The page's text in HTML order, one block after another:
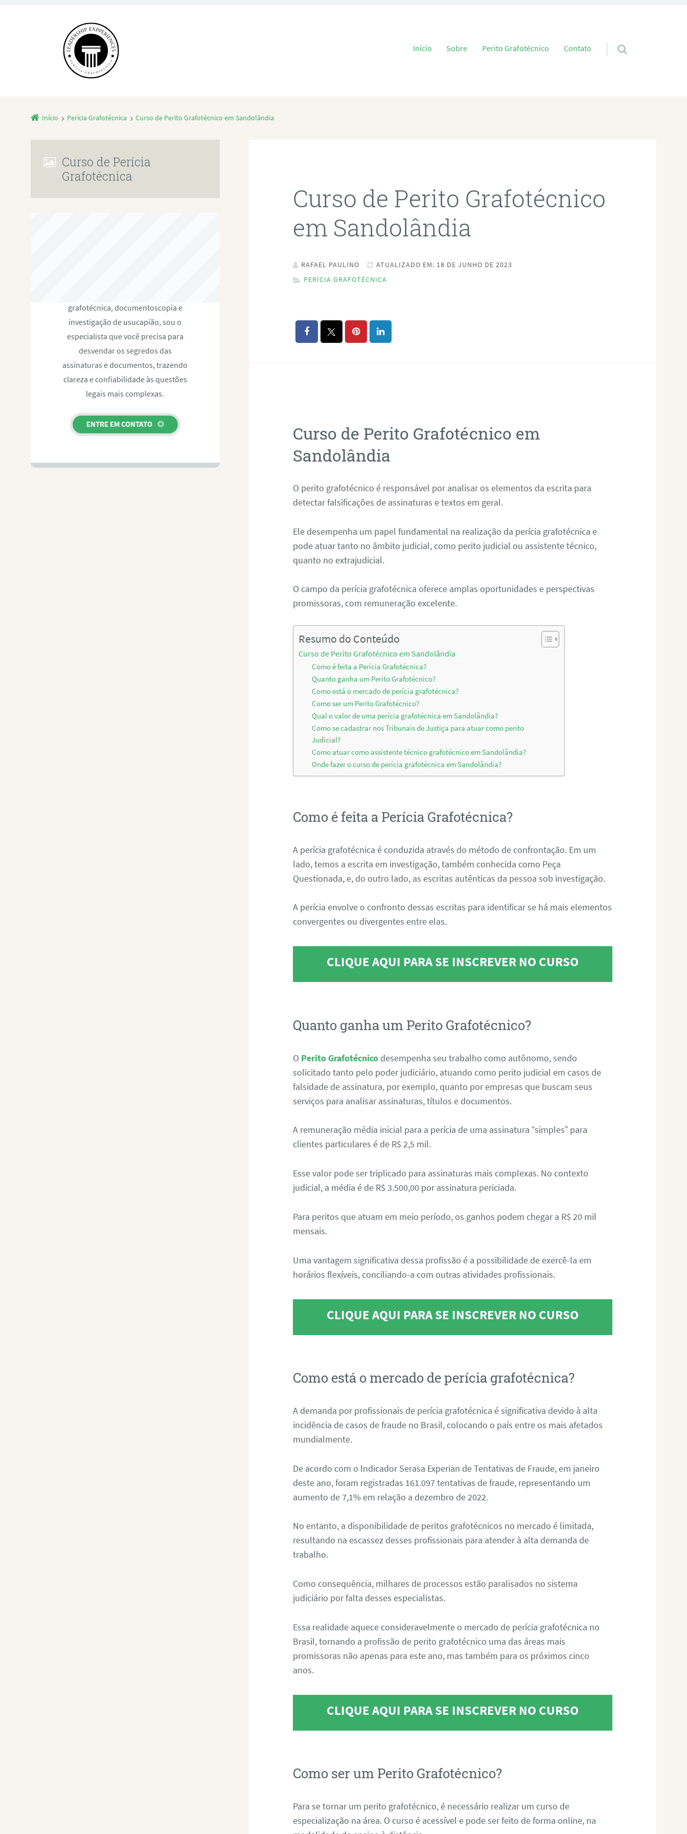
Pular para o conteúdo
Início Sobre Perito Grafotécnico Contato
Início Perícia Grafotécnica Curso de Perito Grafotécnico em Sandolândia
Curso de Perito Grafotécnico
em Sandolândia
RAFAEL PAULINO
ATUALIZADO EM: 18 DE JUNHO DE 2023
PERÍCIA GRAFOTÉCNICA
Curso de Perito Grafotécnico em
Sandolândia
O perito grafotécnico é responsável por analisar os elementos da escrita para
detectar falsificações de assinaturas e textos em geral.
Ele desempenha um papel fundamental na realização da perícia grafotécnica e
pode atuar tanto no âmbito judicial, como perito judicial ou assistente técnico,
quanto no extrajudicial.
O campo da perícia grafotécnica oferece amplas oportunidades e perspectivas
promissoras, com remuneração excelente.
Resumo do Conteúdo
Curso de Perito Grafotécnico em Sandolândia
Como é feita a Perícia Grafotécnica?
Quanto ganha um Perito Grafotécnico?
Como está o mercado de perícia grafotécnica?
Como ser um Perito Grafotécnico?
Qual o valor de uma perícia grafotécnica em Sandolândia?
Como se cadastrar nos Tribunais de Justiça para atuar como perito
Judicial?
Como atuar como assistente técnico grafotécnico em Sandolândia?
Onde fazer o curso de perícia grafotécnica em Sandolândia?
Como é feita a Perícia Grafotécnica?
A perícia grafotécnica é conduzida através do método de confrontação. Em um
lado, temos a escrita em investigação, também conhecida como Peça
Questionada, e, do outro lado, as escritas autênticas da pessoa sob investigação.
A perícia envolve o confronto dessas escritas para identificar se há mais elementos
convergentes ou divergentes entre elas.
CLIQUE AQUI PARA SE INSCREVER NO CURSO
Quanto ganha um Perito Grafotécnico?
O Perito Grafotécnico desempenha seu trabalho como autônomo, sendo
solicitado tanto pelo poder judiciário, atuando como perito judicial em casos de
falsidade de assinatura, por exemplo, quanto por empresas que buscam seus
serviços para analisar assinaturas, títulos e documentos.
A remuneração média inicial para a perícia de uma assinatura “simples” para
clientes particulares é de R$ 2,5 mil.
Esse valor pode ser triplicado para assinaturas mais complexas. No contexto
judicial, a média é de R$ 3.500,00 por assinatura periciada.
Para peritos que atuam em meio período, os ganhos podem chegar a R$ 20 mil
mensais.
Uma vantagem significativa dessa profissão é a possibilidade de exercê-la em
horários flexíveis, conciliando-a com outras atividades profissionais.
CLIQUE AQUI PARA SE INSCREVER NO CURSO
Como está o mercado de perícia grafotécnica?
A demanda por profissionais de perícia grafotécnica é significativa devido à alta
incidência de casos de fraude no Brasil, colocando o país entre os mais afetados
mundialmente.
De acordo com o Indicador Serasa Experian de Tentativas de Fraude, em janeiro
deste ano, foram registradas 161.097 tentativas de fraude, representando um
aumento de 7,1% em relação a dezembro de 2022.
No entanto, a disponibilidade de peritos grafotécnicos no mercado é limitada,
resultando na escassez desses profissionais para atender à alta demanda de
trabalho.
Como consequência, milhares de processos estão paralisados no sistema
judiciário por falta desses especialistas.
Essa realidade aquece consideravelmente o mercado de perícia grafotécnica no
Brasil, tornando a profissão de perito grafotécnico uma das áreas mais
promissoras não apenas para este ano, mas também para os próximos cinco
anos.
CLIQUE AQUI PARA SE INSCREVER NO CURSO
Como ser um Perito Grafotécnico?
Para se tornar um perito grafotécnico, é necessário realizar um curso de
especialização na área. O curso é acessível e pode ser feito de forma online, na
Curso de Perícia
Grafotécnica
grafotécnica, documentoscopia e
investigação de usucapião, sou o
especialista que você precisa para
desvendar os segredos das
assinaturas e documentos, trazendo
clareza e confiabilidade às questões
legais mais complexas.
ENTRE EM CONTATO